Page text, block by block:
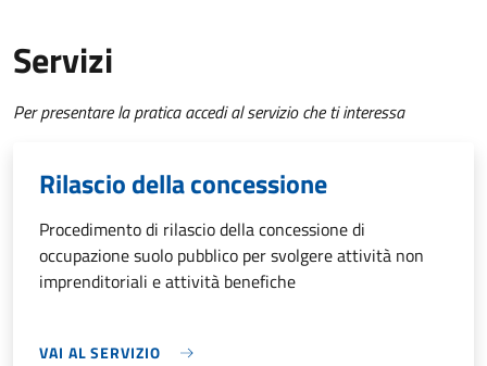
Servizi
Per presentare la pratica accedi al servizio che ti interessa
Rilascio della concessione
Procedimento di rilascio della concessione di
occupazione suolo pubblico per svolgere attività non
imprenditoriali e attività benefiche
VAI AL SERVIZIO